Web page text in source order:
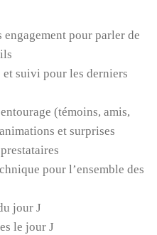
pour parler de
suivi pour les derniers
(témoins, amis,
et surprises
pour l’ensemble des
jour J
le jour J